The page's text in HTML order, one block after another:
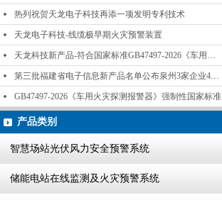
热列祝贺天龙电子科技再添一项发明专利技术
天龙电子科技-线缆极早期火灾预警装置
天龙科技新产品-符合国家标准GB47497-2026《车用火灾探测报警器》标准发布
第三批福建省电子信息新产品名单公布泉州3家企业4款产品成功入选-泉州天龙科技
GB47497-2026《车用火灾探测报警器》强制性国家标准
产品类别
智慧场站光伏风力安全预警系统
储能电站在线监测及火灾预警系统